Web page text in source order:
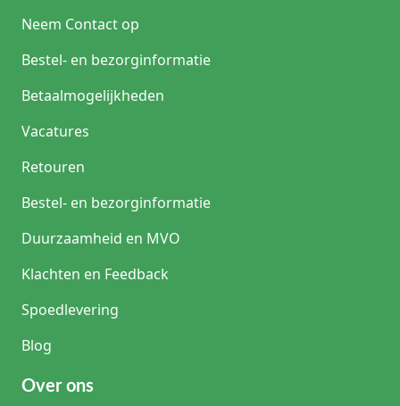
Neem Contact op
Bestel- en bezorginformatie
Betaalmogelijkheden
Vacatures
Retouren
Bestel- en bezorginformatie
Duurzaamheid en MVO
Klachten en Feedback
Spoedlevering
Blog
Over ons